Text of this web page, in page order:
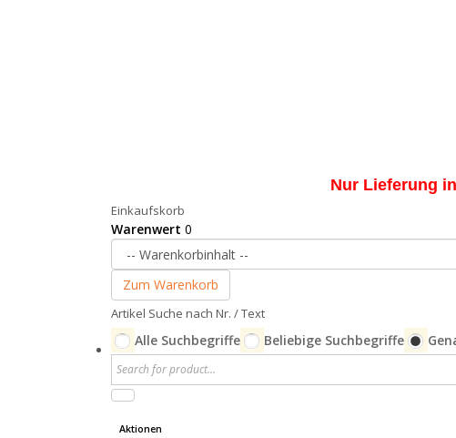
Nur Lieferung
Einkaufskorb
Warenwert 0
Zum Warenkorb
Artikel Suche nach Nr. / Text
Alle Suchbegriffe Beliebige Suchbegriffe
Aktionen